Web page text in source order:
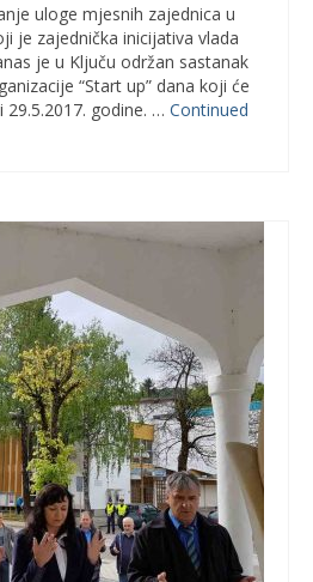
uloge mjesnih zajednica u
je zajednička inicijativa vlada
je u Ključu održan sastanak
“Start up” dana koji će
godine. … Continued